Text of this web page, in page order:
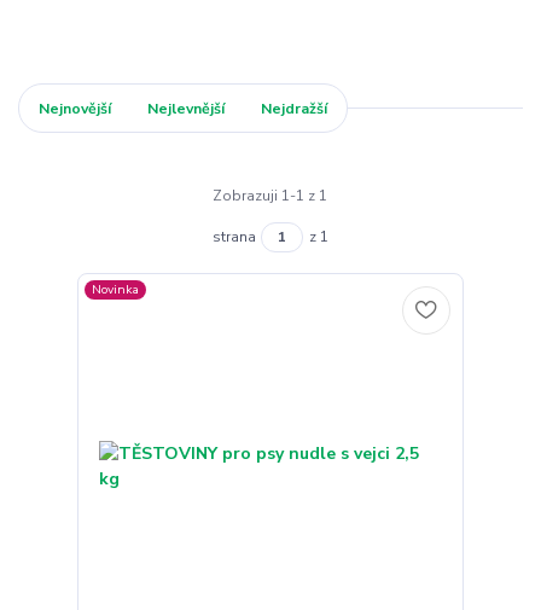
Nejnovější Nejlevnější Nejdražší
Zobrazuji 1-1 z 1
strana z 1
Novinka